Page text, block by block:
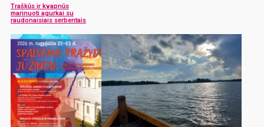
Traškūs ir kvapnūs
marinuoti agurkai su
raudonaisiais serbentais